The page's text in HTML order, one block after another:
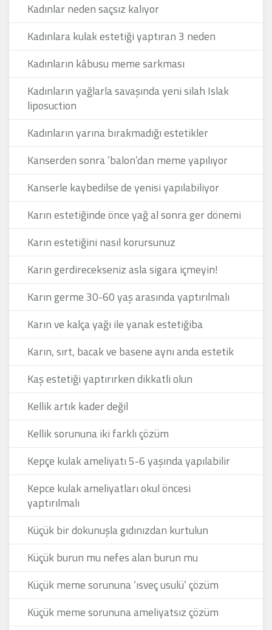
Kadınlar neden saçsız kalıyor
Kadınlara kulak estetiği yaptıran 3 neden
Kadınların kâbusu meme sarkması
Kadınların yağlarla savaşında yeni silah Islak
liposuction
Kadınların yarına bırakmadığı estetikler
Kanserden sonra ’balon’dan meme yapılıyor
Kanserle kaybedilse de yenisi yapılabiliyor
Karın estetiğinde önce yağ al sonra ger dönemi
Karın estetiğini nasıl korursunuz
Karın gerdirecekseniz asla sigara içmeyin!
Karın germe 30-60 yaş arasında yaptırılmalı
Karın ve kalça yağı ile yanak estetiğiba
Karın, sırt, bacak ve basene aynı anda estetik
Kaş estetiği yaptırırken dikkatli olun
Kellik artık kader değil
Kellik sorununa iki farklı çözüm
Kepçe kulak ameliyatı 5-6 yaşında yapılabilir
Kepce kulak ameliyatları okul öncesi
yaptırılmalı
Küçük bir dokunuşla gıdınızdan kurtulun
Küçük burun mu nefes alan burun mu
Küçük meme sorununa ‘ısveç usulü’ çözüm
Küçük meme sorununa ameliyatsız çözüm